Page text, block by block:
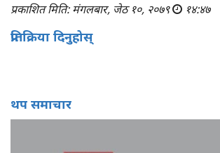
प्रकाशित मिति: मंगलबार, जेठ १०, २०७९ १४:४७
प्रतिक्रिया दिनुहोस्
थप समाचार